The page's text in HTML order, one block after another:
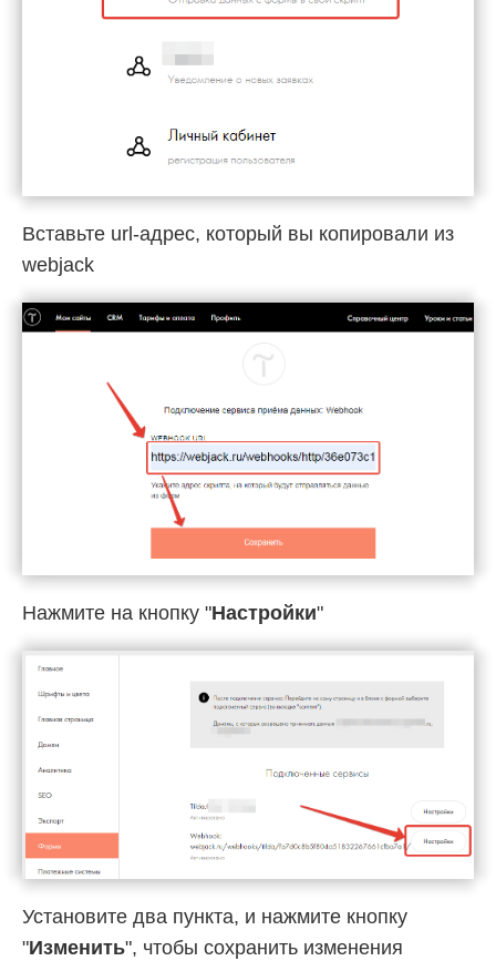
Вставьте url-адрес, который вы копировали из
webjack
Нажмите на кнопку "Настройки"
Установите два пункта, и нажмите кнопку
"Изменить", чтобы сохранить изменения